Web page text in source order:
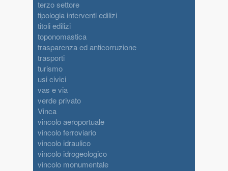
terzo settore
tipologia interventi edilizi
titoli edilizi
toponomastica
trasparenza ed anticorruzione
trasporti
turismo
usi civici
vas e via
verde privato
Vinca
vincolo aeroportuale
vincolo ferroviario
vincolo idraulico
vincolo idrogeologico
vincolo monumentale